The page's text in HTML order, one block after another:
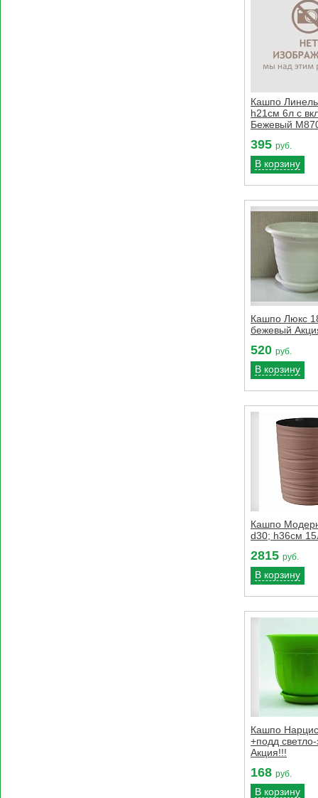
Кашпо
h21см 6л с
Бежевый
395 руб.
В корзину
Кашпо Люкс
бежевый
520 руб.
В корзину
Кашпо
d30; h36см
2815 руб.
В корзину
Кашпо
+подд
Акция!!!
168 руб.
В корзину